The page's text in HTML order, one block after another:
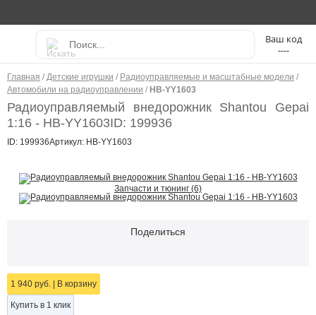
----
Главная / Детские игрушки / Радиоуправляемые и масштабные модели /
Автомобили на радиоуправлении / HB-YY1603
Радиоуправляемый внедорожник Shantou Gepai
1:16 - HB-YY1603ID: 199936
ID: 199936Артикул: HB-YY1603
Запчасти и тюнинг (6)
Поделиться
1 940 руб. В корзину
Купить в 1 клик